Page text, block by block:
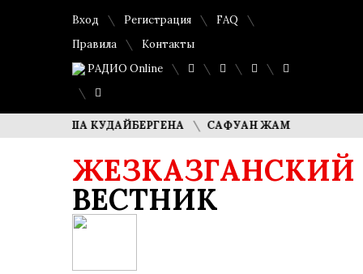
Вход Регистрация
FAQ
Правила
Контакты
РАДИО Online
КУДАЙБЕРГЕНА САФУАН ЖАМПЕИСОВ: «МЫ
ЖЕЗКАЗГАНСКИЙ
ВЕСТНИК